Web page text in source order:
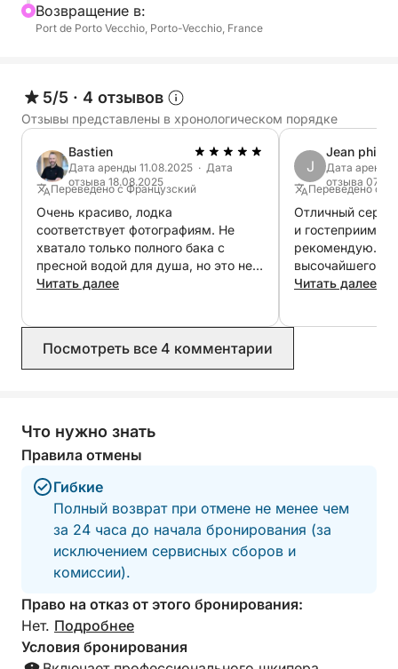
передвижения. Вы оцените высококлассные
удобства: большие шезлонги в носовой части для
якоре. Для купания предусмотрена лестница для
спуска в воду и душ на палубе, обеспечивающие
полное расслабление в кристально чистой воде.
Индивидуальный и безопасный отдых:
вечерними прогулками, лодка оборудована
подводной подсветкой, создающей волшебную
атмосферу.
Если вам нужна аренда яхты на более
длительный срок или вы хотите получить
индивидуальные рекомендации по составлению
с удовольствием помогу вам организовать вашу
поездку.
До скорой встречи на борту!
Bозвращение в:
Port de Porto Vecchio, Porto-Vecchio, France
5/5 · 4 отзывов
Отзывы представлены в хронологическом порядке
Bastien
Дата аренды 11.08.2025 · Дата
отзыва 18.08.2025
Переведено с Французский
Очень красиво, лодка
соответствует фотографиям. Не
хватало только полного бака с
пресной водой для душа, но это не
критично.
Читать далее
J
Jean
Дата аренды
отзыва
Переведено с
Отличный
и
рекомендую.
Читать далее
Посмотреть все 4 комментарии
Что нужно знать
Правила отмены
Гибкие
Полный возврат при отмене не менее чем
за 24 часа до начала бронирования (за
исключением сервисных сборов и
комиссии).
Право на отказ от этого бронирования:
Нет. Подробнее
Условия бронирования